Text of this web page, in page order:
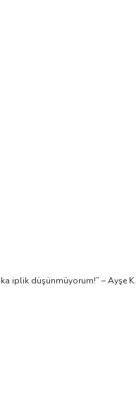
iplik düşünmüyorum!” – Ayşe K.